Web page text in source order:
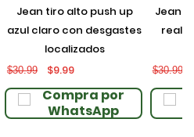
jean tiro alto push up
azul claro con desgastes
localizados
$30.99 $9.99
Compra por
WhatsApp
jean push up negro con
$30.99